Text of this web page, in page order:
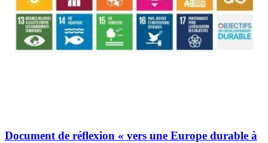
Document de réflexion « vers une Europe durable à